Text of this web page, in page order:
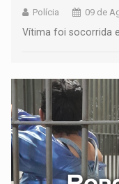
Polícia 09 de
Vítima foi socorrida